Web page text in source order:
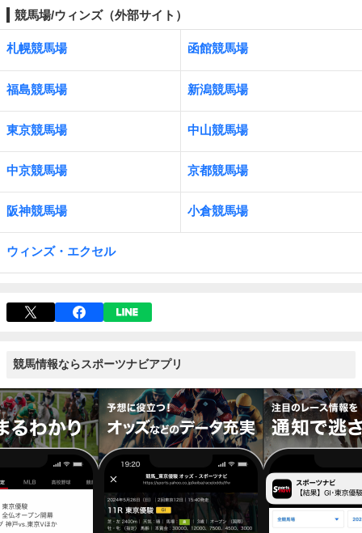
競馬場/ウィンズ（外部サイト）
札幌競馬場 函館競馬場
福島競馬場 新潟競馬場
東京競馬場 中山競馬場
中京競馬場 京都競馬場
阪神競馬場 小倉競馬場
ウィンズ・エクセル
競馬情報ならスポーツナビアプリ